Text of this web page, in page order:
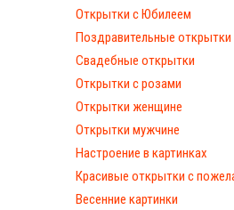
Открытки с Юбилеем
Поздравительные открытки
Свадебные открытки
Открытки с розами
Открытки женщине
Открытки мужчине
Настроение в картинках
Красивые открытки с
Весенние картинки